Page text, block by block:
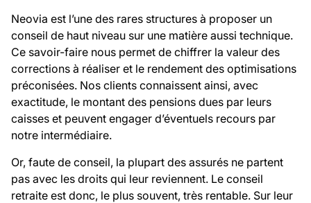
Neovia est l’une des rares structures à proposer un
conseil de haut niveau sur une matière aussi technique.
Ce savoir-faire nous permet de chiffrer la valeur des
corrections à réaliser et le rendement des optimisations
préconisées. Nos clients connaissent ainsi, avec
exactitude, le montant des pensions dues par leurs
caisses et peuvent engager d’éventuels recours par
notre intermédiaire.
Or, faute de conseil, la plupart des assurés ne partent
pas avec les droits qui leur reviennent. Le conseil
retraite est donc, le plus souvent, très rentable. Sur leur